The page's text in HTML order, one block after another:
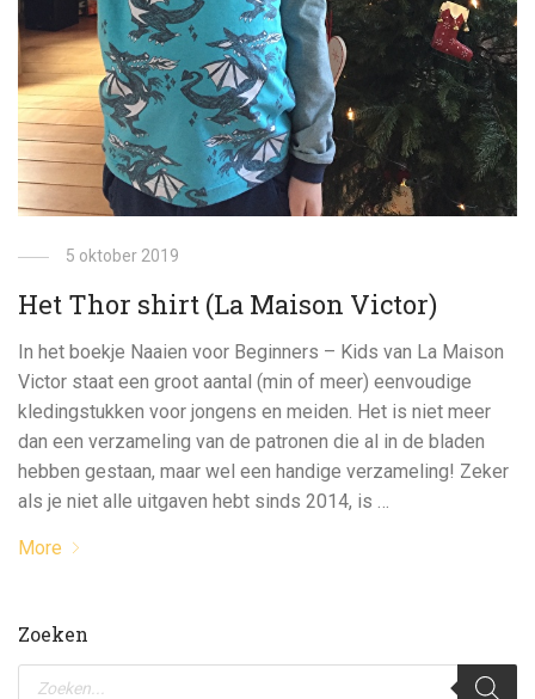
5 oktober 2019
Het Thor shirt (La Maison Victor)
In het boekje Naaien voor Beginners – Kids van La Maison
Victor staat een groot aantal (min of meer) eenvoudige
kledingstukken voor jongens en meiden. Het is niet meer
dan een verzameling van de patronen die al in de bladen
hebben gestaan, maar wel een handige verzameling! Zeker
als je niet alle uitgaven hebt sinds 2014, is …
More
Zoeken
Producten
zoeken